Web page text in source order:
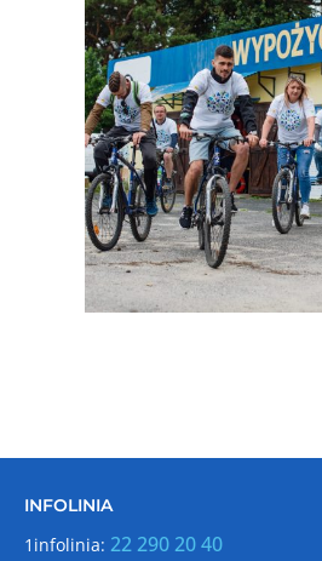
INFOLINIA
1infolinia: 22 290 20 40